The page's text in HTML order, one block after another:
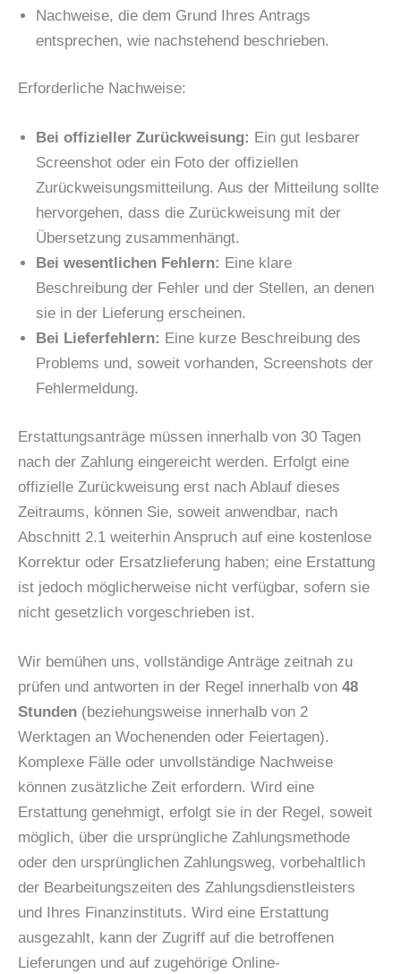
Nachweise, die dem Grund Ihres Antrags
entsprechen, wie nachstehend beschrieben.
Erforderliche Nachweise:
Bei offizieller Zurückweisung: Ein gut lesbarer
Screenshot oder ein Foto der offiziellen
Zurückweisungsmitteilung. Aus der Mitteilung sollte
hervorgehen, dass die Zurückweisung mit der
Übersetzung zusammenhängt.
Bei wesentlichen Fehlern: Eine klare
Beschreibung der Fehler und der Stellen, an denen
sie in der Lieferung erscheinen.
Bei Lieferfehlern: Eine kurze Beschreibung des
Problems und, soweit vorhanden, Screenshots der
Fehlermeldung.
Erstattungsanträge müssen innerhalb von 30 Tagen
nach der Zahlung eingereicht werden. Erfolgt eine
offizielle Zurückweisung erst nach Ablauf dieses
Zeitraums, können Sie, soweit anwendbar, nach
Abschnitt 2.1 weiterhin Anspruch auf eine kostenlose
Korrektur oder Ersatzlieferung haben; eine Erstattung
ist jedoch möglicherweise nicht verfügbar, sofern sie
nicht gesetzlich vorgeschrieben ist.
Wir bemühen uns, vollständige Anträge zeitnah zu
prüfen und antworten in der Regel innerhalb von 48
Stunden (beziehungsweise innerhalb von 2
Werktagen an Wochenenden oder Feiertagen).
Komplexe Fälle oder unvollständige Nachweise
können zusätzliche Zeit erfordern. Wird eine
Erstattung genehmigt, erfolgt sie in der Regel, soweit
möglich, über die ursprüngliche Zahlungsmethode
oder den ursprünglichen Zahlungsweg, vorbehaltlich
der Bearbeitungszeiten des Zahlungsdienstleisters
und Ihres Finanzinstituts. Wird eine Erstattung
ausgezahlt, kann der Zugriff auf die betroffenen
Lieferungen und auf zugehörige Online-